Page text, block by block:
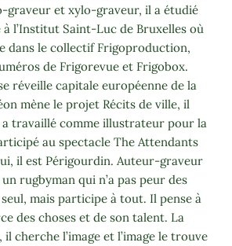
graveur et xylo-graveur, il a étudié
à l’Institut Saint-Luc de Bruxelles où
dans le collectif Frigoproduction,
de Frigorevue et Frigobox.
réveille capitale européenne de la
mène le projet Récits de ville, il
travaillé comme illustrateur pour la
au spectacle The Attendants
il est Périgourdin. Auteur-graveur
rugbyman qui n’a pas peur des
mais participe à tout. Il pense à
des choses et de son talent. La
cherche l’image et l’image le trouve